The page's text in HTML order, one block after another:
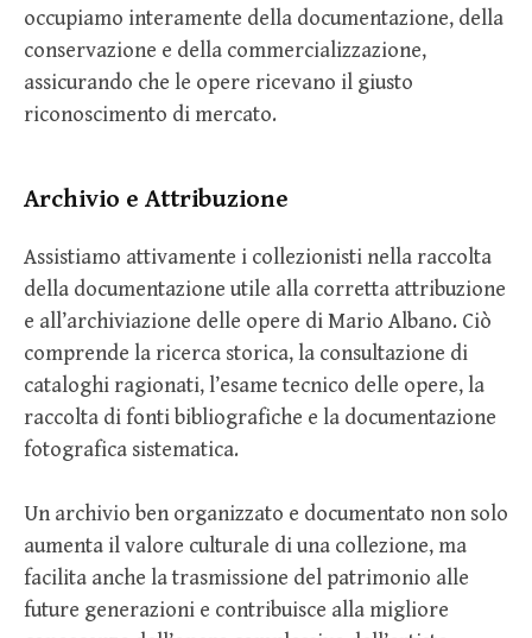
occupiamo interamente della documentazione, della
conservazione e della commercializzazione,
assicurando che le opere ricevano il giusto
riconoscimento di mercato.
Archivio e Attribuzione
Assistiamo attivamente i collezionisti nella raccolta
della documentazione utile alla corretta attribuzione
e all’archiviazione delle opere di Mario Albano. Ciò
comprende la ricerca storica, la consultazione di
cataloghi ragionati, l’esame tecnico delle opere, la
raccolta di fonti bibliografiche e la documentazione
fotografica sistematica.
Un archivio ben organizzato e documentato non solo
aumenta il valore culturale di una collezione, ma
facilita anche la trasmissione del patrimonio alle
future generazioni e contribuisce alla migliore